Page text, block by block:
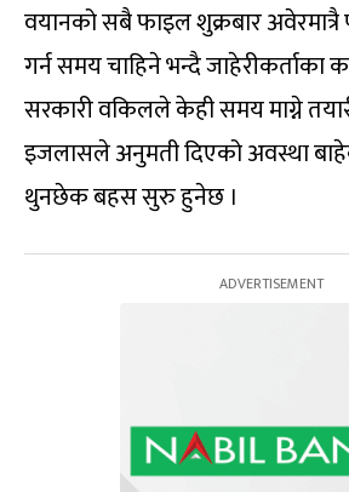
वयानको सबै फाइल शुक्रबार
गर्न समय चाहिने भन्दै जाहेरीकर्ताका
सरकारी वकिलले केही समय माग्ने
इजलासले अनुमती दिएको अवस्था
थुनछेक बहस सुरु हुनेछ ।